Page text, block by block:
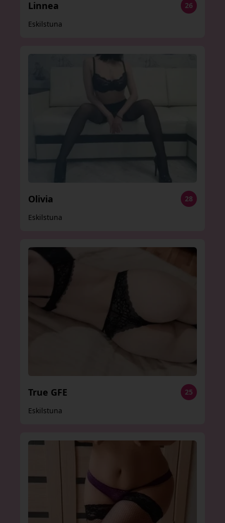
Linnea
26
Eskilstuna
Olivia
28
Eskilstuna
True GFE
25
Eskilstuna